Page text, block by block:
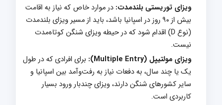
ویزای توریستی بلندمدت: در موارد خاص که نیاز به اقامت
بیش از ۹۰ روز در اسپانیا باشد، باید از مسیر ویزای بلندمدت
(نوع D) اقدام شود که در حیطه ویزای شنگن کوتاه‌مدت
نیست.
ویزای مولتیپل (Multiple Entry):
برای افرادی که در طول
یک یا چند سال، به دفعات نیاز به رفت‌وآمد بین اسپانیا و
سایر کشورهای شنگن دارند، ویزای چندبار ورود بسیار
کاربردی است.